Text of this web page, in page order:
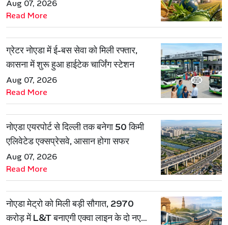
Aug 07, 2026
Read More
ग्रेटर नोएडा में ई-बस सेवा को मिली रफ्तार,
कासना में शुरू हुआ हाईटेक चार्जिंग स्टेशन
Aug 07, 2026
Read More
नोएडा एयरपोर्ट से दिल्ली तक बनेगा 50 किमी
एलिवेटेड एक्सप्रेसवे, आसान होगा सफर
Aug 07, 2026
Read More
नोएडा मेट्रो को मिली बड़ी सौगात, 2970
करोड़ में L&T बनाएगी एक्वा लाइन के दो नए